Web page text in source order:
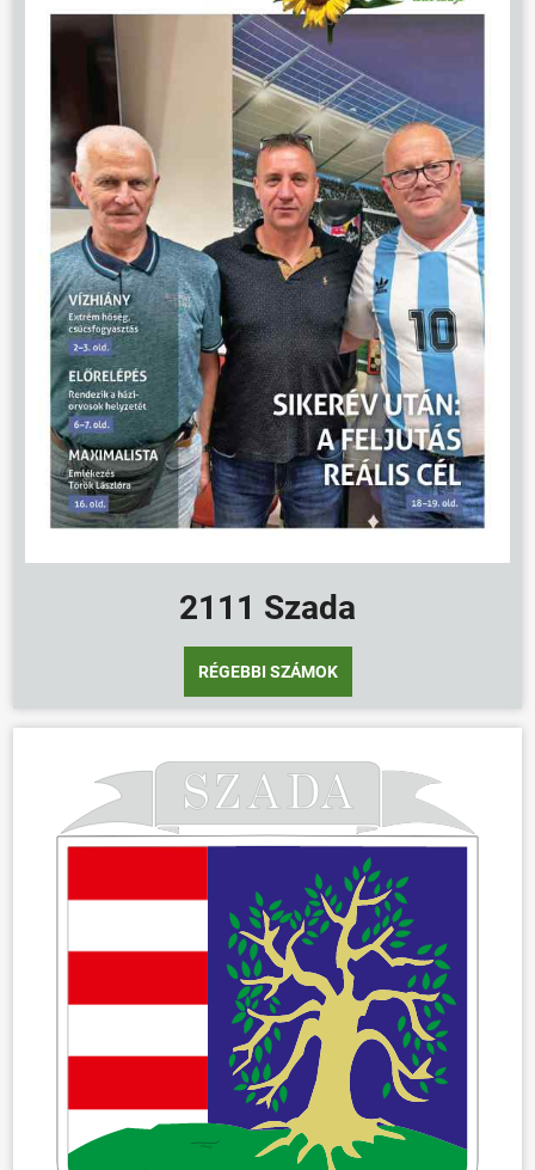
ÖNKORMÁNYZAT
ÜGYINTÉZÉS
KÖZÖSSÉG
HÍREK
VÁLASZTÁSOK
2111 Szada
RÉGEBBI SZÁMOK